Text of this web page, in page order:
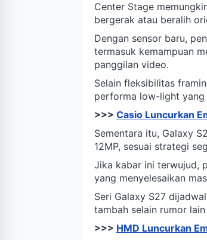
Center Stage
bergerak atau beralih
Dengan sensor baru,
termasuk kemampuan
panggilan video.
Selain fleksibilitas
performa low-light yang
>>> Casio Luncurkan
Sementara itu, Galaxy
12MP, sesuai strategi
Jika kabar ini terwujud,
yang menyelesaikan
Seri Galaxy S27
tambah selain rumor
>>> HMD Luncurkan